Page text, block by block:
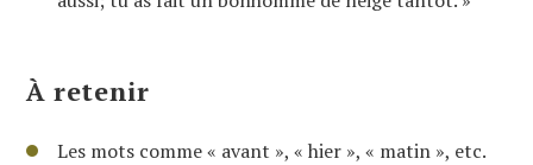
À retenir
Les mots comme « avant », « hier », « matin », etc.